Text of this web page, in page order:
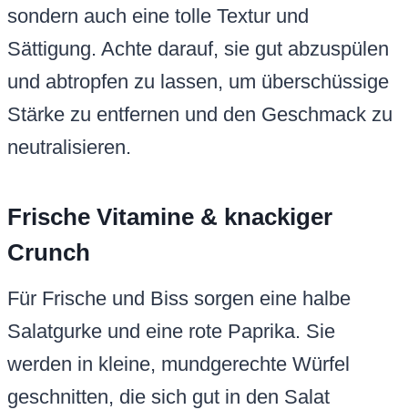
sondern auch eine tolle Textur und
Sättigung. Achte darauf, sie gut abzuspülen
und abtropfen zu lassen, um überschüssige
Stärke zu entfernen und den Geschmack zu
neutralisieren.
Frische Vitamine & knackiger
Crunch
Für Frische und Biss sorgen eine halbe
Salatgurke und eine rote Paprika. Sie
werden in kleine, mundgerechte Würfel
geschnitten, die sich gut in den Salat